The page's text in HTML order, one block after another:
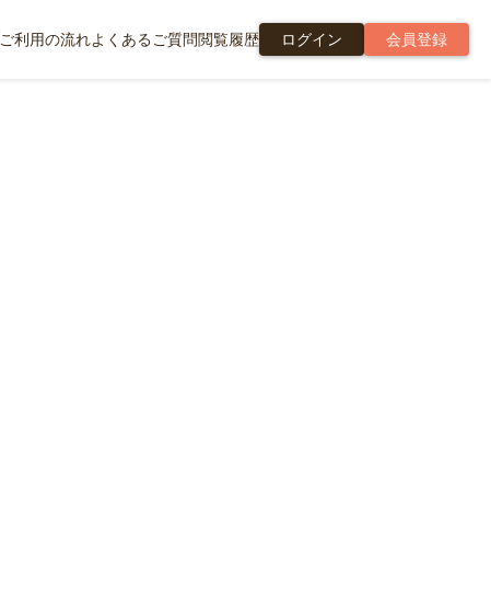
ご利用の流れよくあるご質問閲覧履歴 ログイン 会員登録